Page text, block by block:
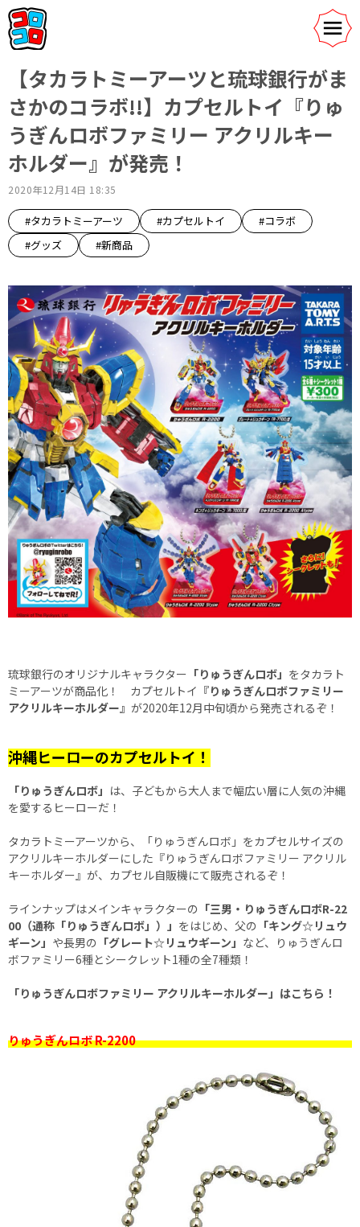
【タカラトミーアーツと琉球銀行がま
さかのコラボ!!】カプセルトイ『りゅ
うぎんロボファミリー アクリルキー
ホルダー』が発売！
2020年12月14日 18:35
#タカラトミーアーツ #カプセルトイ
#コラボ
#グッズ
#新商品
琉球銀行のオリジナルキャラクター 「りゅうぎんロボ」 をタカラト
ミーアーツが商品化！ カプセルトイ 『りゅうぎんロボファミリー
アクリルキーホルダー』 が2020年12月中旬頃から発売されるぞ！
沖縄ヒーローのカプセルトイ！
「りゅうぎんロボ」 は、子どもから大人まで幅広い層に人気の沖縄
を愛するヒーローだ！
タカラトミーアーツから、「りゅうぎんロボ」をカプセルサイズの
アクリルキーホルダーにした『りゅうぎんロボファミリー アクリル
キーホルダー』が、カプセル自販機にて販売されるぞ！
ラインナップはメインキャラクターの 「三男・りゅうぎんロボR-22
00（通称「りゅうぎんロボ」）」 をはじめ、父の 「キング☆リュウ
ギーン」 や長男の 「グレート☆リュウギーン」 など、りゅうぎんロ
ボファミリー6種とシークレット1種の全7種類！
「りゅうぎんロボファミリー アクリルキーホルダー」はこちら！
りゅうぎんロボ R-2200